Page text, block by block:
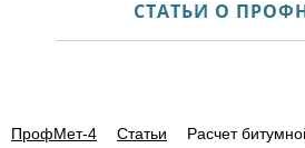
СТАТЬИ О
ПрофМет-4 Статьи Расчет